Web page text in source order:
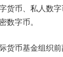
货币、私人数
数字币。
币基金组织前